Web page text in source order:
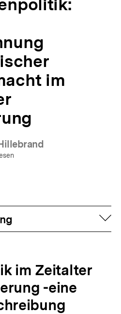
im
im Zeitalter
-eine